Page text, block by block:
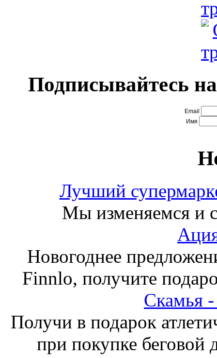
Подписывайтесь
Email
Имя
Лучший
Мы изменяемся и
Новогоднее
Finnlo, получите
Получи в подарок
при покупке беговой